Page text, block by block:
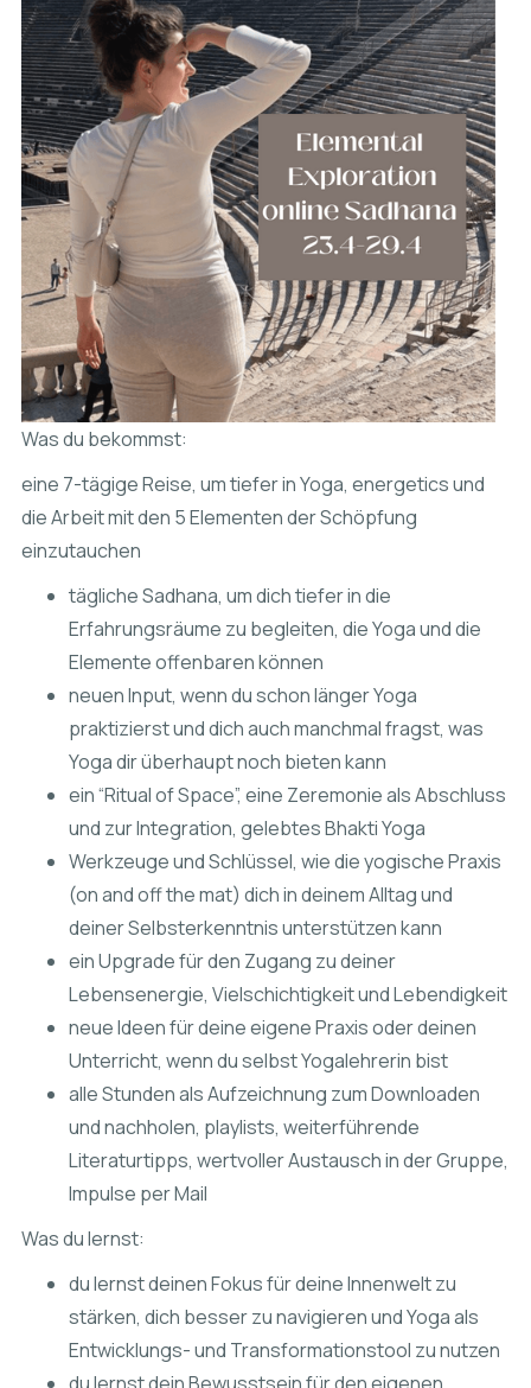
Was du bekommst:
eine 7-tägige Reise, um tiefer in Yoga, energetics und
die Arbeit mit den 5 Elementen der Schöpfung
einzutauchen
tägliche Sadhana, um dich tiefer in die
Erfahrungsräume zu begleiten, die Yoga und die
Elemente offenbaren können
neuen Input, wenn du schon länger Yoga
praktizierst und dich auch manchmal fragst, was
Yoga dir überhaupt noch bieten kann
ein “Ritual of Space”, eine Zeremonie als Abschluss
und zur Integration, gelebtes Bhakti Yoga
Werkzeuge und Schlüssel, wie die yogische Praxis
(on and off the mat) dich in deinem Alltag und
deiner Selbsterkenntnis unterstützen kann
ein Upgrade für den Zugang zu deiner
Lebensenergie, Vielschichtigkeit und Lebendigkeit
neue Ideen für deine eigene Praxis oder deinen
Unterricht, wenn du selbst Yogalehrerin bist
alle Stunden als Aufzeichnung zum Downloaden
und nachholen, playlists, weiterführende
Literaturtipps, wertvoller Austausch in der Gruppe,
Impulse per Mail
Was du lernst:
du lernst deinen Fokus für deine Innenwelt zu
stärken, dich besser zu navigieren und Yoga als
Entwicklungs- und Transformationstool zu nutzen